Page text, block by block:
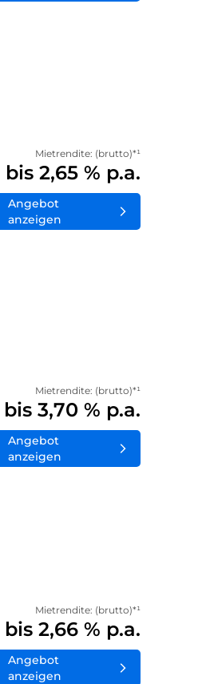
Mietrendite: (brutto)*¹
bis 2,65 % p.a.
Angebot
anzeigen
Mietrendite: (brutto)*¹
bis 3,70 % p.a.
Angebot
anzeigen
Mietrendite: (brutto)*¹
bis 2,66 % p.a.
Angebot
anzeigen